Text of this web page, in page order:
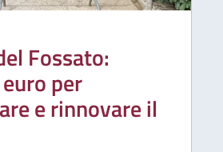
Fossato:
per
e rinnovare il